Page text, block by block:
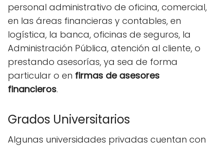
personal administrativo de oficina, comercial,
en las áreas financieras y contables, en
logística, la banca, oficinas de seguros, la
Administración Pública, atención al cliente, o
prestando asesorías, ya sea de forma
particular o en firmas de asesores
financieros.
Grados Universitarios
Algunas universidades privadas cuentan con